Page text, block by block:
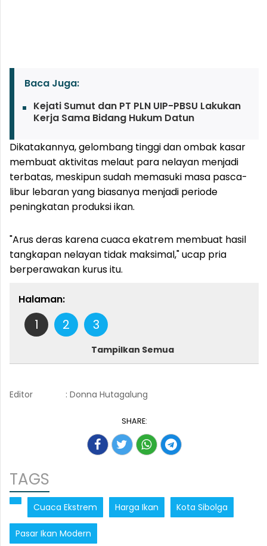
Baca Juga:
Kejati Sumut dan PT PLN UIP-PBSU Lakukan
Kerja Sama Bidang Hukum Datun
Dikatakannya, gelombang tinggi dan ombak kasar
membuat aktivitas melaut para nelayan menjadi
terbatas, meskipun sudah memasuki masa pasca-
libur lebaran yang biasanya menjadi periode
peningkatan produksi ikan.
"Arus deras karena cuaca ekatrem membuat hasil
tangkapan nelayan tidak maksimal," ucap pria
berperawakan kurus itu.
Halaman:
1 2 3
Tampilkan Semua
Editor : Donna Hutagalung
SHARE:
TAGS
Cuaca Ekstrem Harga Ikan Kota Sibolga
Pasar Ikan Modern